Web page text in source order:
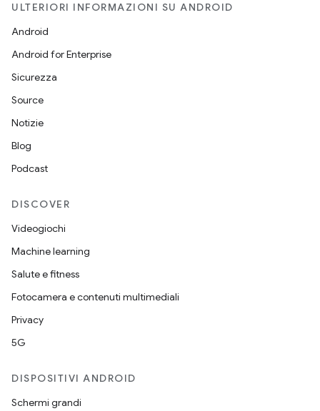
ULTERIORI INFORMAZIONI SU ANDROID
Android
Android for Enterprise
Sicurezza
Source
Notizie
Blog
Podcast
DISCOVER
Videogiochi
Machine learning
Salute e fitness
Fotocamera e contenuti multimediali
Privacy
5G
DISPOSITIVI ANDROID
Schermi grandi